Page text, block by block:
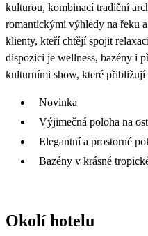
kulturou, kombinací tradiční
romantickými výhledy na řeku
klienty, kteří chtějí spojit
dispozici je wellness, bazény i
kulturními show, které přibližují
Novinka
Výjimečná poloha na
Elegantní a prostorné
Bazény v krásné
Okolí hotelu